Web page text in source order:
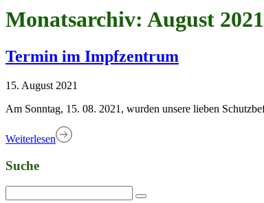
Monatsarchiv: August 2021
Termin im Impfzentrum
15. August 2021
Am Sonntag, 15. 08. 2021, wurden unsere lieben
Weiterlesen
Suche